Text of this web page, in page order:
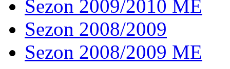
Sezon 2009/2010 ME
Sezon 2008/2009
Sezon 2008/2009 ME